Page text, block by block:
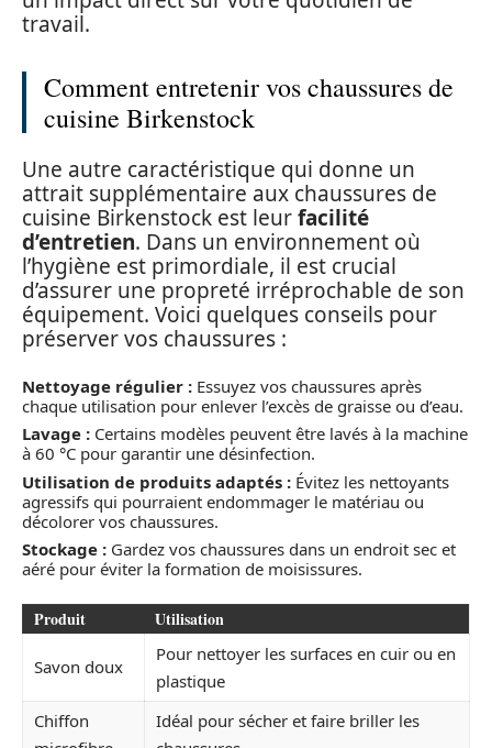
travail.
Comment entretenir vos chaussures de
cuisine Birkenstock
Une autre caractéristique qui donne un
attrait supplémentaire aux chaussures de
cuisine Birkenstock est leurfacilité
d’entretien. Dans un environnement où
l’hygiène est primordiale, il est crucial
d’assurer une propreté irréprochable de son
équipement. Voici quelques conseils pour
préserver vos chaussures :
Nettoyage régulier : Essuyez vos chaussures après
chaque utilisation pour enlever l’excès de graisse ou d’eau.
Lavage : Certains modèles peuvent être lavés à la machine
à 60 °C pour garantir une désinfection.
Utilisation de produits adaptés : Évitez les nettoyants
agressifs qui pourraient endommager le matériau ou
décolorer vos chaussures.
Stockage : Gardez vos chaussures dans un endroit sec et
aéré pour éviter la formation de moisissures.
Produit Utilisation
Savon doux
Pour nettoyer les surfaces en cuir ou en
plastique
Chiffon
Idéal pour sécher et faire briller les